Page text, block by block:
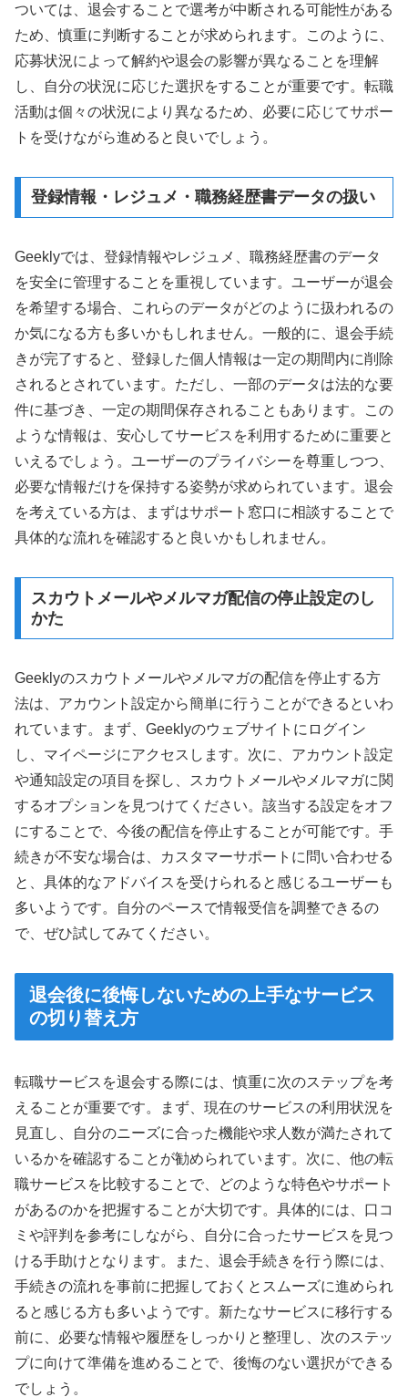
ついては、退会することで選考が中断される可能性がある
ため、慎重に判断することが求められます。このように、
応募状況によって解約や退会の影響が異なることを理解
し、自分の状況に応じた選択をすることが重要です。転職
活動は個々の状況により異なるため、必要に応じてサポー
トを受けながら進めると良いでしょう。
登録情報・レジュメ・職務経歴書データの扱い
Geeklyでは、登録情報やレジュメ、職務経歴書のデータ
を安全に管理することを重視しています。ユーザーが退会
を希望する場合、これらのデータがどのように扱われるの
か気になる方も多いかもしれません。一般的に、退会手続
きが完了すると、登録した個人情報は一定の期間内に削除
されるとされています。ただし、一部のデータは法的な要
件に基づき、一定の期間保存されることもあります。この
ような情報は、安心してサービスを利用するために重要と
いえるでしょう。ユーザーのプライバシーを尊重しつつ、
必要な情報だけを保持する姿勢が求められています。退会
を考えている方は、まずはサポート窓口に相談することで
具体的な流れを確認すると良いかもしれません。
スカウトメールやメルマガ配信の停止設定のし
かた
Geeklyのスカウトメールやメルマガの配信を停止する方
法は、アカウント設定から簡単に行うことができるといわ
れています。まず、Geeklyのウェブサイトにログイン
し、マイページにアクセスします。次に、アカウント設定
や通知設定の項目を探し、スカウトメールやメルマガに関
するオプションを見つけてください。該当する設定をオフ
にすることで、今後の配信を停止することが可能です。手
続きが不安な場合は、カスタマーサポートに問い合わせる
と、具体的なアドバイスを受けられると感じるユーザーも
多いようです。自分のペースで情報受信を調整できるの
で、ぜひ試してみてください。
退会後に後悔しないための上手なサービス
の切り替え方
転職サービスを退会する際には、慎重に次のステップを考
えることが重要です。まず、現在のサービスの利用状況を
見直し、自分のニーズに合った機能や求人数が満たされて
いるかを確認することが勧められています。次に、他の転
職サービスを比較することで、どのような特色やサポート
があるのかを把握することが大切です。具体的には、口コ
ミや評判を参考にしながら、自分に合ったサービスを見つ
ける手助けとなります。また、退会手続きを行う際には、
手続きの流れを事前に把握しておくとスムーズに進められ
ると感じる方も多いようです。新たなサービスに移行する
前に、必要な情報や履歴をしっかりと整理し、次のステッ
プに向けて準備を進めることで、後悔のない選択ができる
でしょう。